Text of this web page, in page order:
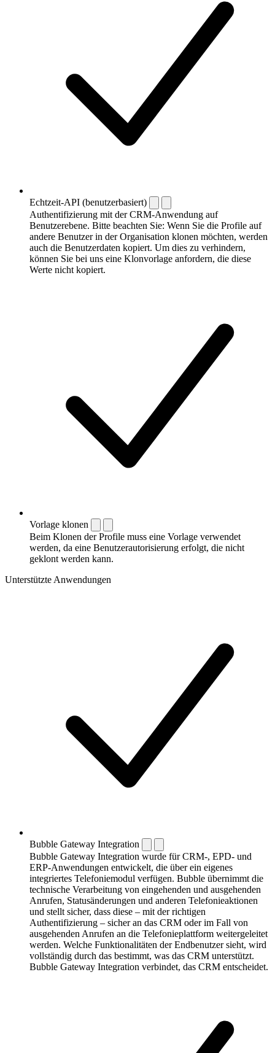
Echtzeit-API (benutzerbasiert)
Authentifizierung mit der CRM-Anwendung auf
Benutzerebene. Bitte beachten Sie: Wenn Sie die Profile auf
andere Benutzer in der Organisation klonen möchten, werden
auch die Benutzerdaten kopiert. Um dies zu verhindern,
können Sie bei uns eine Klonvorlage anfordern, die diese
Werte nicht kopiert.
Vorlage klonen
Beim Klonen der Profile muss eine Vorlage verwendet
werden, da eine Benutzerautorisierung erfolgt, die nicht
geklont werden kann.
Unterstützte Anwendungen
Bubble Gateway Integration
Bubble Gateway Integration wurde für CRM-, EPD- und
ERP-Anwendungen entwickelt, die über ein eigenes
integriertes Telefonie­modul verfügen. Bubble übernimmt die
technische Verarbeitung von eingehenden und ausgehenden
Anrufen, Statusänderungen und anderen Telefonie­aktionen
und stellt sicher, dass diese – mit der richtigen
Authentifizierung – sicher an das CRM oder im Fall von
ausgehenden Anrufen an die Telefonieplattform weitergeleitet
werden. Welche Funktionalitäten der Endbenutzer sieht, wird
vollständig durch das bestimmt, was das CRM unterstützt.
Bubble Gateway Integration verbindet, das CRM entscheidet.